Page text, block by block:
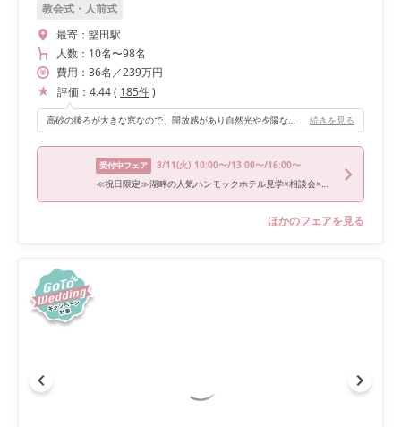
教会式・人前式
最寄： 堅田駅
人数： 10名〜98名
費用： 36名 ／239万円
評価： 4.44( 185件)
高砂の後ろが大きな窓なので、開放感があり自然光や夕陽などの光がお洒落な会場装飾のお手伝いをしてくれました。 午後の式だと時間と共に綺麗な夕焼けからガーデンライトと新郎新婦の背景が変化していきます。 落ち着きのある素敵な写真をたくさん残していただきました。 続きを見る
受付中フェア 8/11(火) 10:00〜/13:00〜/16:00〜
≪祝日限定≫湖畔の人気ハンモックホテル見学×相談会×贅沢試食
ほかのフェアを見る